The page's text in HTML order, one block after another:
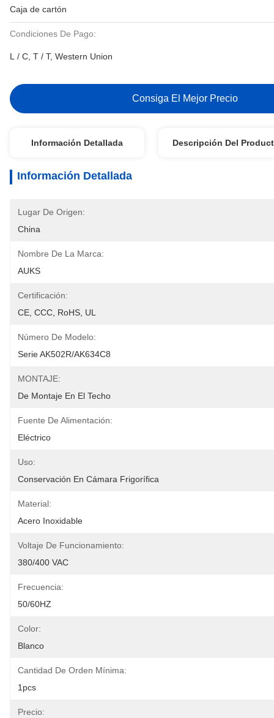
Caja de cartón
Condiciones De Pago:
L / C, T / T, Western Union
Consiga El Mejor Precio
Información Detallada Descripción Del
Información Detallada
Lugar De Origen:
China
Nombre De La Marca:
AUKS
Certificación:
CE, CCC, RoHS, UL
Número De Modelo:
Serie AK502R/AK634C8
MONTAJE:
De Montaje En El Techo
Fuente De Alimentación:
Eléctrico
Uso:
Conservación En Cámara Frigorífica
Material:
Acero Inoxidable
Voltaje De Funcionamiento:
380/400 VAC
Frecuencia:
50/60HZ
Color:
Blanco
Cantidad De Orden Mínima:
1pcs
Precio: